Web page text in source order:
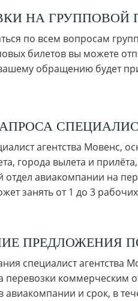
НА ГРУППОВОЙ
по всем вопросам
билетов вы можете
обращению будет
агентства Мовенс,
города вылета и
отдел авиакомпании на
занять от 1 до 3
ПРЕДЛОЖЕНИЯ
специалист
перевозки коммерческим
авиакомпании и срок, в